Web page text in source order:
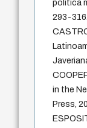
política
293-316.
in the
Press,